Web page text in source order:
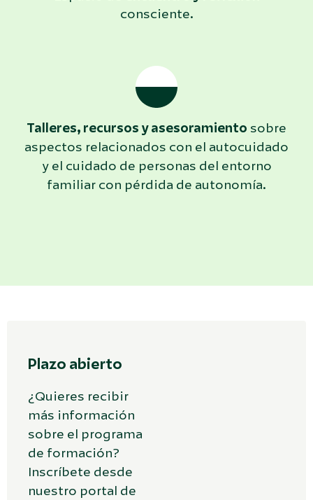
consciente.
Talleres, recursos y asesoramiento sobre
aspectos relacionados con el autocuidado
y el cuidado de personas del entorno
familiar con pérdida de autonomía.
Plazo abierto
¿Quieres recibir
más información
sobre el programa
de formación?
Inscríbete desde
nuestro portal de